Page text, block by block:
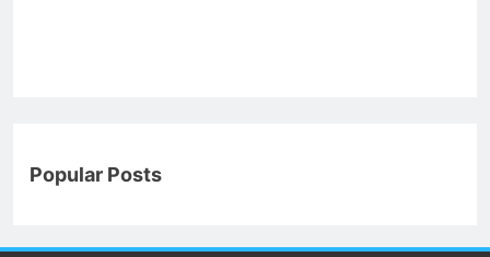
Popular Posts